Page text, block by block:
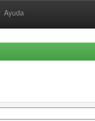
Ayuda